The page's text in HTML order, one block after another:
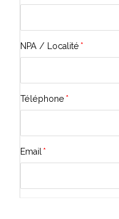
NPA / Localité *
Téléphone *
Email*